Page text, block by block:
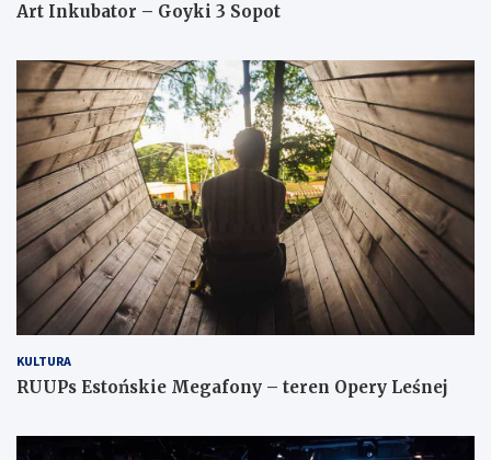
Art Inkubator – Goyki 3 Sopot
KULTURA
RUUPs Estońskie Megafony – teren Opery Leśnej